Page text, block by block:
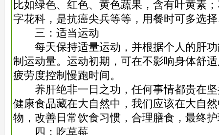
比如绿色、红色、黄色蔬果，含有叶黄素
字花科，是抗癌尖兵等等，用餐时可多选
三：适当运动
每天保持适量运动，并根据个人的肝功
制运动量。运动初期，可在不影响身体舒
疲劳度控制慢跑时间。
养肝绝非一日之功，任何事情都贵在坚
健康食品藏在大自然中，我们应该在大自
物，改善日常饮食习惯，合理膳食，最终
四：吃草莓